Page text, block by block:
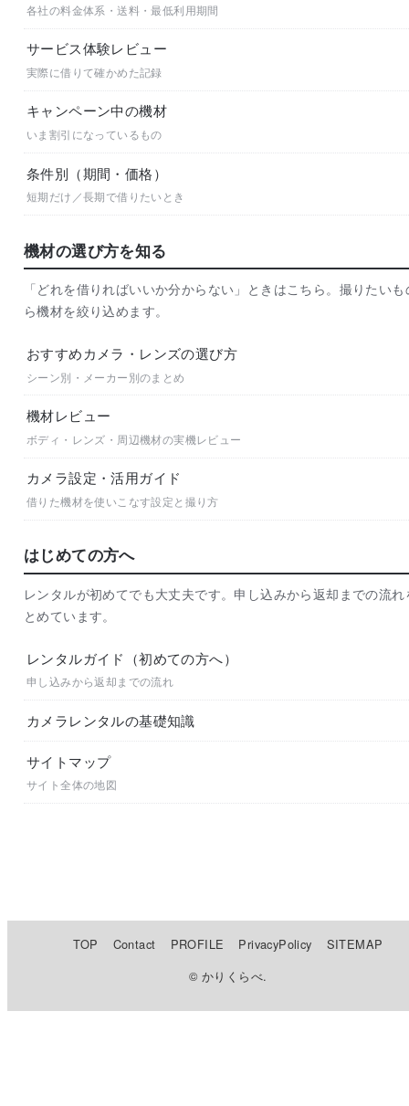
各社の料金体系・送料・最低利用期間
サービス体験レビュー
実際に借りて確かめた記録
キャンペーン中の機材
いま割引になっているもの
条件別（期間・価格）
短期だけ／長期で借りたいとき
機材の選び方を知る
「どれを借りればいいか分からない」ときはこちら。撮りたいも
ら機材を絞り込めます。
おすすめカメラ・レンズの選び方
シーン別・メーカー別のまとめ
機材レビュー
ボディ・レンズ・周辺機材の実機レビュー
カメラ設定・活用ガイド
借りた機材を使いこなす設定と撮り方
はじめての方へ
レンタルが初めてでも大丈夫です。申し込みから返却までの流れ
とめています。
レンタルガイド（初めての方へ）
申し込みから返却までの流れ
カメラレンタルの基礎知識
サイトマップ
サイト全体の地図
TOP Contact PROFILE PrivacyPolicy
SITEMAP
© かりくらべ.